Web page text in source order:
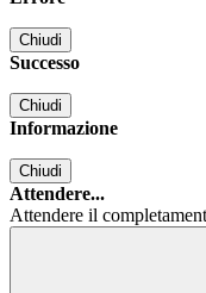
Chiudi
Successo
Chiudi
Informazione
Chiudi
Attendere...
Attendere il